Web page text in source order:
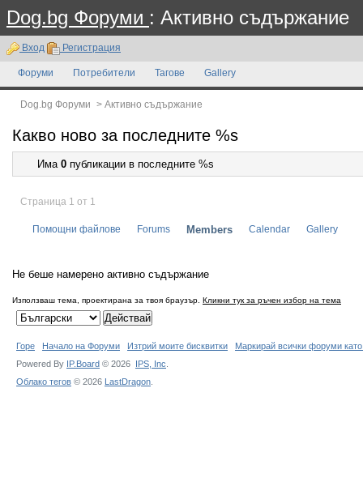
Dog.bg Форуми : Активно съдържание
Вход Регистрация
Форуми Потребители Тагове Gallery
Dog.bg Форуми > Активно съдържание
Какво ново за последните %s
Има 0 публикации в последните %s
Страница 1 от 1
Помощни файлове Forums Members Calendar Gallery
Не беше намерено активно съдържание
Използваш тема, проектирана за твоя браузър. Кликни тук за ръчен избор на тема
Горе Начало на Форуми Изтрий моите бисквитки
Маркирай всички форуми
Powered By IP.Board © 2026 IPS, Inc
Облако тегов © 2026 LastDragon